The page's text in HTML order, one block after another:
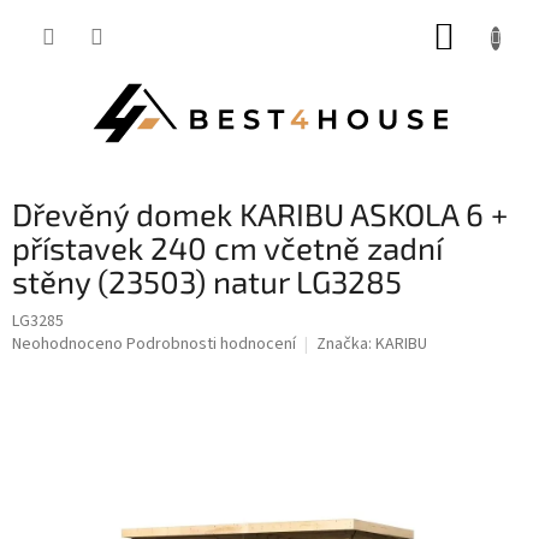
dřevěný domek KARIBU ASKOLA 6 +
přístavek 240 cm včetně zadní
stěny (23503) natur LG3285
LG3285
Průměrné
Neohodnoceno Podrobnosti hodnocení Značka: KARIBU